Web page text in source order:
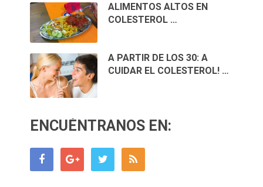
ALIMENTOS ALTOS EN
COLESTEROL …
A PARTIR DE LOS 30: A
CUIDAR EL COLESTEROL! …
ENCUÉNTRANOS EN: